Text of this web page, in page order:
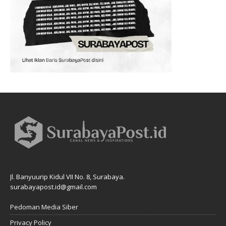
Jl. Banyuurip Kidul VII No. 8, Surabaya.
surabayapost.id@gmail.com
Pedoman Media Siber
Privacy Policy